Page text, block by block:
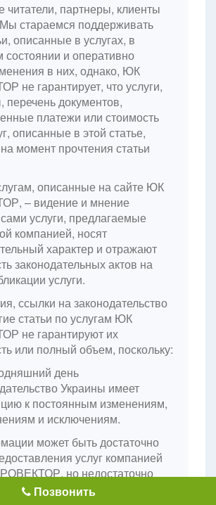
партнеры, клиенты
стараемся поддерживать
описанные в услугах, в
состоянии и оперативно
в них, однако, ЮК
не гарантирует, что услуги,
перечень документов,
платежи или стоимость
описанные в этой статье,
момент прочтения статьи
описанные на сайте ЮК
– видение и мнение
услуги, предлагаемые
компанией, носят
характер и отражают
законодательных актов на
услуги.
ссылки на законодательство
статьи по услугам ЮК
не гарантируют их
или полный объем, поскольку:
день
Украины имеет
к постоянным изменениям,
и исключениям.
может быть достаточно
услуг компанией
но недостаточно
применения.
Позвонить